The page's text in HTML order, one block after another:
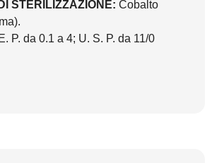
STERILIZZAZIONE: Cobalto
E. P. da 0.1 a 4; U. S. P. da 11/0